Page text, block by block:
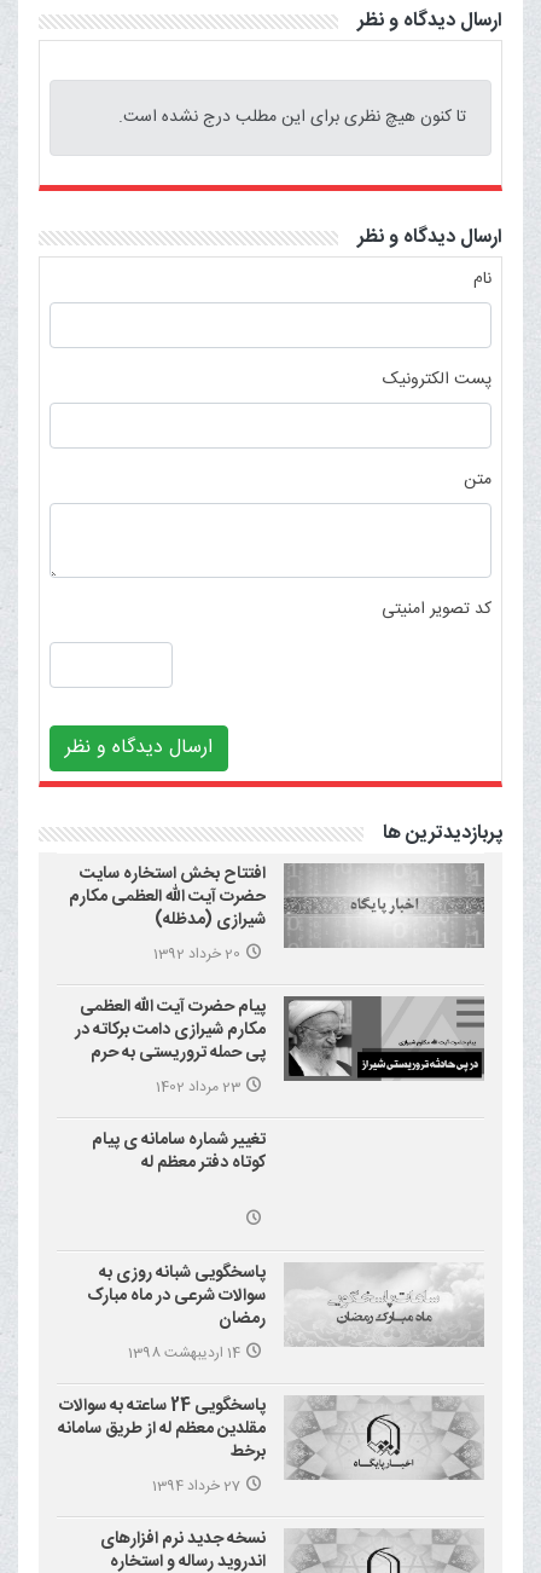
ارسال دیدگاه و نظر
تا کنون هیچ نظری برای این مطلب درج نشده است.
ارسال دیدگاه و نظر
نام
پست الکترونیک
متن
کد تصویر امنیتی
ارسال دیدگاه و نظر
پربازدیدترین ها
افتتاح بخش استخاره سایت
حضرت آیت الله العظمی مکارم
شیرازی (مدظله)
20 خرداد 1392
پیام حضرت آیت الله العظمی
مکارم شیرازی دامت برکاته در
پی حمله تروریستی به حرم
احمد بن موسی علیه السلام
(شاهچراغ)
23 مرداد 1402
تغییر شماره سامانه ی پیام
کوتاه دفتر معظم له
پاسخگویی شبانه روزی به
سوالات شرعی در ماه مبارک
رمضان
14 اردیبهشت 1398
پاسخگویی 24 ساعته به سوالات
مقلدین معظم له از طریق سامانه
برخط
27 خرداد 1394
نسخه جدید نرم افزارهای
اندروید رساله و استخاره